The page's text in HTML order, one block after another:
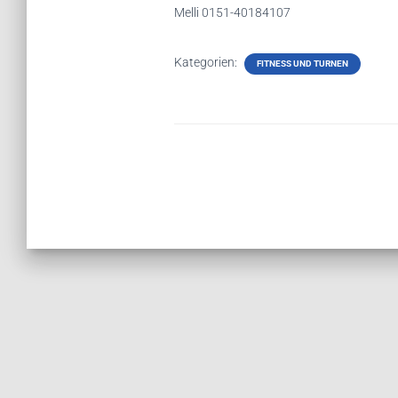
Melli 0151-40184107
Kategorien: FITNESS UND TURNEN